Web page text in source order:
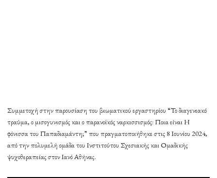
Συμμετοχή στην παρουσίαση του βιωματικού εργαστηρίου “Το διαγενεακό
τραύμα, ο μισογυνισμός και ο παρανοϊκός ναρκισσισμός: Ποια είναι Η
φόνισσα του Παπαδιαμάντη;” που πραγματοποιήθηκε στις 8 Ιουνίου 2024,
από την πολυμελή ομάδα του Ινστιτούτου Σχεσιακής και Ομαδικής
ψυχοθεραπείας στον Ιανό Αθήνας.